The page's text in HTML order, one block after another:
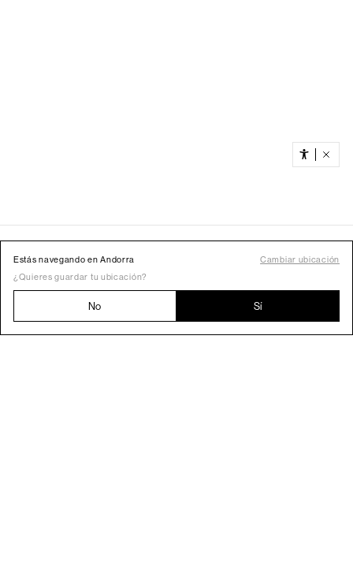
Estás navegando en Andorra
Cambiar ubicación
¿Quieres guardar tu ubicación?
No Sí